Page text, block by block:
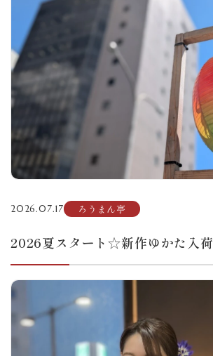
2026.07.17 ろうまん亭
2026夏スタート☆新作ゆかた入荷